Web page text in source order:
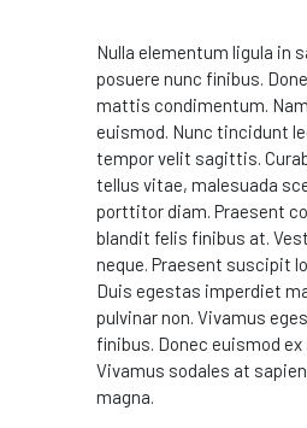
Nulla elementum ligula in
posuere nunc finibus.
mattis condimentum.
euismod. Nunc tincidunt
tempor velit sagittis.
tellus vitae, malesuada
porttitor diam. Praesent
blandit felis finibus at.
neque. Praesent suscipit
Duis egestas imperdiet
pulvinar non. Vivamus
finibus. Donec euismod
Vivamus sodales at
magna.